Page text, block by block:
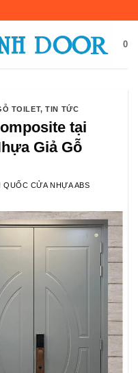
0
TOILET,TIN TỨC
tại
Giả Gỗ
QUỐC CỬA NHỰA ABS